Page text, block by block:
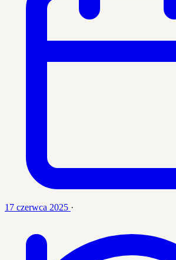
17 czerwca 2025 ·